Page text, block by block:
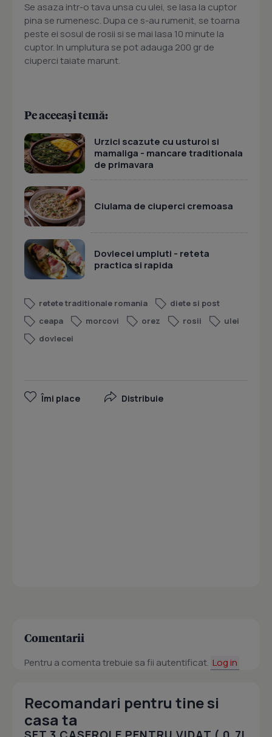
Se asaza intr-o tava unsa cu ulei, se lasa la cuptor
pina se rumenesc. Dupa ce s-au rumenit, se toarna
peste ei sosul de rosii si se mai lasa 10 minute la
cuptor. In umplutura se pot adauga 200 gr de
ciuperci taiate marunt.
Pe aceeași temă:
Urzici scazute cu usturoi si
mamaliga - mancare traditionala
de primavara
Ciulama de ciuperci cremoasa
Dovlecei umpluti - reteta
practica si rapida
retete traditionale romania
diete si post
ceapa
morcovi orez rosii
ulei
dovlecei
Îmi place Distribuie
Comentarii
Pentru a comenta trebuie sa fii autentificat. Log in
Recomandari pentru tine si
casa ta